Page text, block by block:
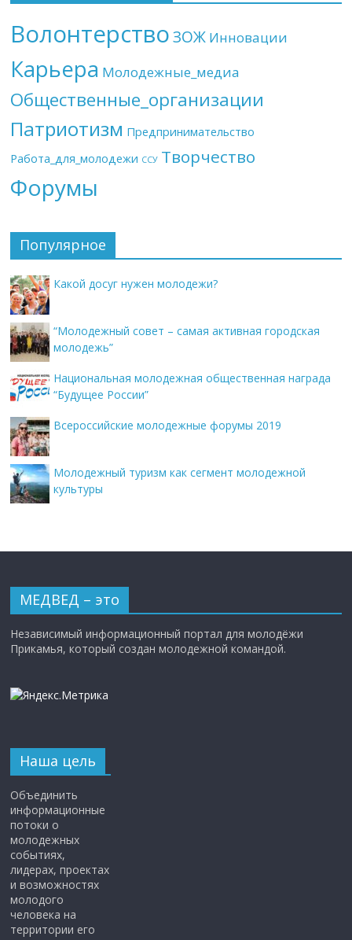
Волонтерство ЗОЖ Инновации
Карьера Молодежные_медиа
Общественные_организации
Патриотизм Предпринимательство
Работа_для_молодежи ССУ Творчество
Форумы
Популярное
Какой досуг нужен молодежи?
“Молодежный совет – самая активная городская
молодежь”
Национальная молодежная общественная награда
“Будущее России”
Всероссийские молодежные форумы 2019
Молодежный туризм как сегмент молодежной
культуры
МЕДВЕД – это
Независимый информационный портал для молодёжи
Прикамья, который создан молодежной командой.
Наша цель
Объединить
информационные
потоки о
молодежных
событиях,
лидерах, проектах
и возможностях
молодого
человека на
территории его